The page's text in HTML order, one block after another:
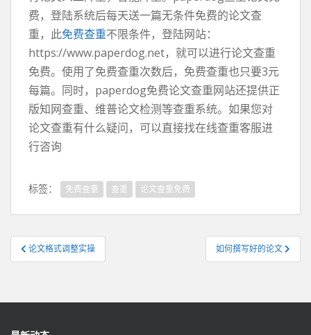
费，登陆系统后每天送一篇无条件免费的论文查
重，此免费查重不限条件，登陆网站：
https://www.paperdog.net，就可以进行论文查重
免费。使用了免费查重次数后，免费查重也只要3元
每篇。同时，paperdog免费论文查重网站还提供正
版知网查重、维普论文检测等查重系统。如果您对
论文查重有什么疑问，可以直接找在线查重客服进
行咨询
标签： 免费查重 查重 论文查重免费
文
章
航
论文格式调整实操 如何撰写好的论文